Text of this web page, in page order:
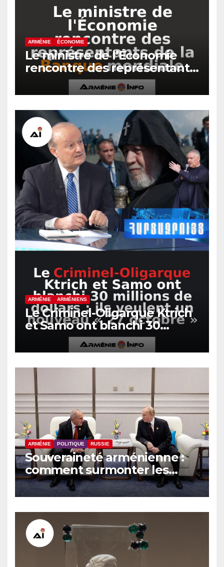
ARMÉNIE ÉCONOMIE
Le ministre de l’Économie
rencontre des représentants
de la Banque mondiale
ARMÉNIE ARMÉNIENS
Le Criminel-Oligarque Ktrich
et Samo ont blanchi 30
millions de dollars : ils
veulent un nouveau « 27
ARMÉNIE POLITIQUE RUSSIE
Souveraineté arménienne :
comment surmonter les
sanctions russes, selon
Hovsep Khurshudyan